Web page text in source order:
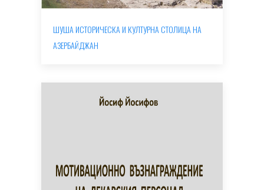
ШУША ИСТОРИЧЕСКА И КУЛТУРНА СТОЛИЦА НА
АЗЕРБАЙДЖАН